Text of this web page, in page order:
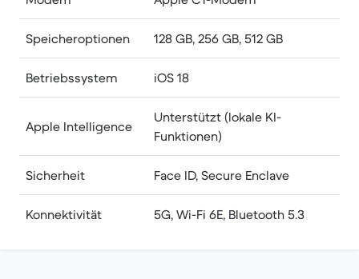
Speicheroptionen 128 GB, 256 GB, 512 GB
Betriebssystem iOS 18
Apple Intelligence
Unterstützt (lokale KI-
Funktionen)
Sicherheit Face ID, Secure Enclave
Konnektivität 5G, Wi-Fi 6E, Bluetooth 5.3